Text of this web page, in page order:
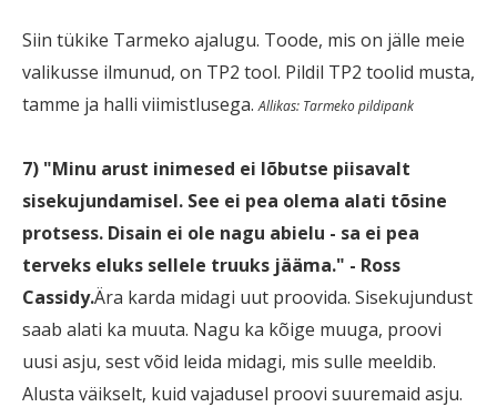
Siin tükike Tarmeko ajalugu. Toode, mis on jälle meie
valikusse ilmunud, on TP2 tool. Pildil TP2 toolid musta,
tamme ja halli viimistlusega.Allikas: Tarmeko pildipank
7) "Minu arust inimesed ei lõbutse piisavalt
sisekujundamisel. See ei pea olema alati tõsine
protsess. Disain ei ole nagu abielu - sa ei pea
terveks eluks sellele truuks jääma." - Ross
Cassidy.Ära karda midagi uut proovida. Sisekujundust
saab alati ka muuta. Nagu ka kõige muuga, proovi
uusi asju, sest võid leida midagi, mis sulle meeldib.
Alusta väikselt, kuid vajadusel proovi suuremaid asju.